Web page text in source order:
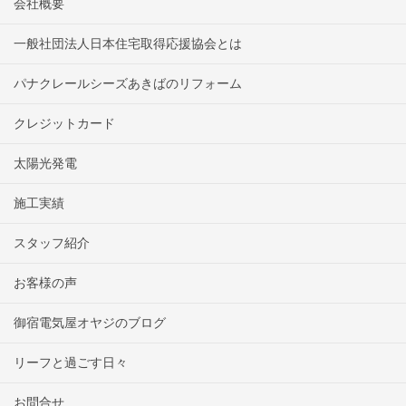
会社概要
一般社団法人日本住宅取得応援協会とは
パナクレールシーズあきばのリフォーム
クレジットカード
太陽光発電
施工実績
スタッフ紹介
お客様の声
御宿電気屋オヤジのブログ
リーフと過ごす日々
お問合せ